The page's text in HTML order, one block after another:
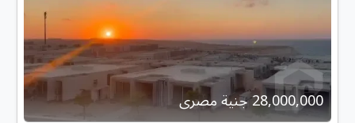
28,000,000 جنية مصرى